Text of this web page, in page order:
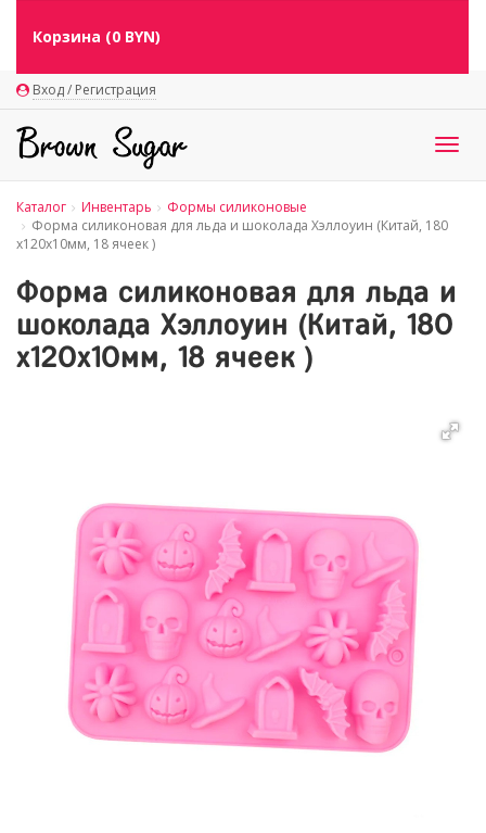
Вход / Регистрация
Корзина (0 BYN)
Каталог Инвентарь
Формы силиконовые
Форма силиконовая для льда и шоколада Хэллоуин (Китай, 180
х120х10мм, 18 ячеек )
Форма силиконовая для льда и
шоколада Хэллоуин (Китай, 180
х120х10мм, 18 ячеек )